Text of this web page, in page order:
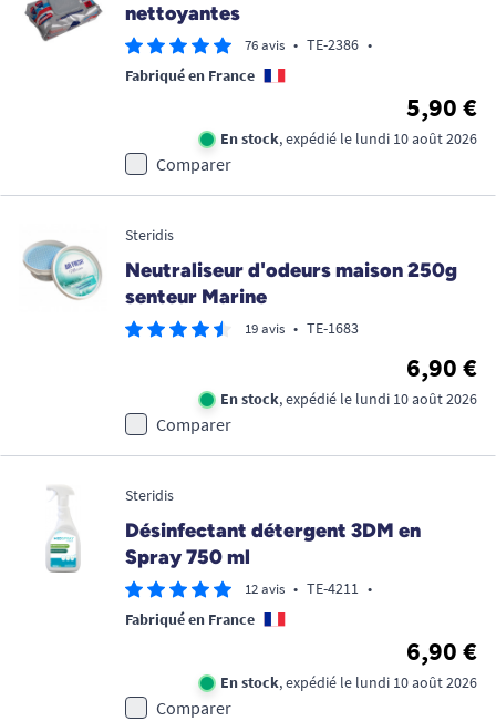
nettoyantes
76 avis • TE-2386 •
Fabriqué en France
5,90 €
En stock, expédié le lundi 10 août 2026
Comparer
Steridis
Neutraliseur d'odeurs maison 250g
senteur Marine
19 avis • TE-1683
6,90 €
En stock, expédié le lundi 10 août 2026
Comparer
Steridis
Désinfectant détergent 3DM en
Spray 750 ml
12 avis • TE-4211 •
Fabriqué en France
6,90 €
En stock, expédié le lundi 10 août 2026
Comparer